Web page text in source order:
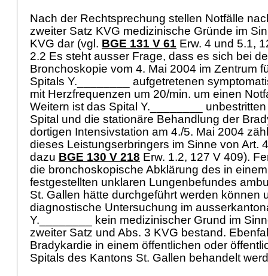
Nach der Rechtsprechung stellen Notfälle
zweiter Satz KVG medizinische Gründe im
KVG dar (vgl. BGE 131 V 61 Erw. 4 und 5.1,
2.2 Es steht ausser Frage, dass es sich bei
Bronchoskopie vom 4. Mai 2004 im Zentrum
Spitals Y.________ aufgetretenen
mit Herzfrequenzen um 20/min. um einen
Weitern ist das Spital Y.________
Spital und die stationäre Behandlung der
dortigen Intensivstation am 4./5. Mai 2004
dieses Leistungserbringers im Sinne von Art.
dazu BGE 130 V 218 Erw. 1.2, 127 V 409).
die bronchoskopische Abklärung des in
festgestellten unklaren Lungenbefundes
St. Gallen hätte durchgeführt werden können
diagnostische Untersuchung im
Y.________ kein medizinischer Grund im
zweiter Satz und Abs. 3 KVG bestand.
Bradykardie in einem öffentlichen oder
Spitals des Kantons St. Gallen behandelt